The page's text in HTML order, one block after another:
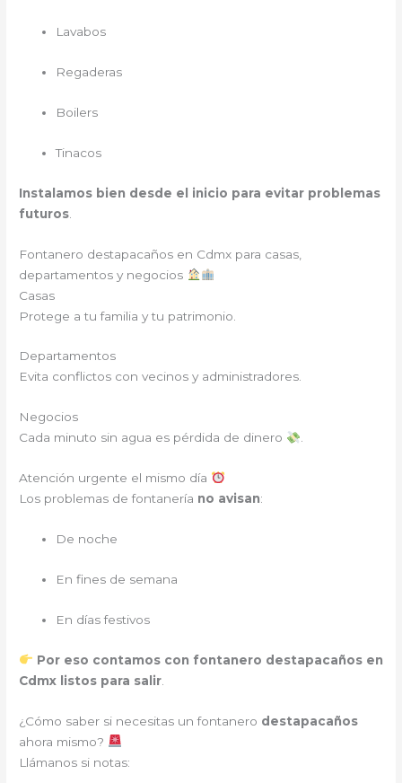
Lavabos
Regaderas
Boilers
Tinacos
Instalamos bien desde el inicio para evitar problemas
futuros
Fontanero destapacaños en Cdmx para casas,
departamentos y negocios
Casas
Protege a tu familia y tu patrimonio.
Departamentos
Evita conflictos con vecinos y administradores.
Negocios
Cada minuto sin agua es pérdida de dinero
.
Atención urgente el mismo día
Los problemas de fontanería no avisan:
De noche
En fines de semana
En días festivos
Por eso contamos con fontanero destapacaños en
Cdmx listos para salir
¿Cómo saber si necesitas un fontanero destapacaños
ahora mismo?
Llámanos si notas: